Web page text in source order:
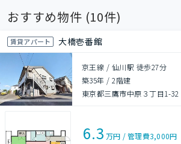
おすすめ物件 (10件)
賃貸アパート 大橋壱番館
京王線 / 仙川駅 徒歩27分
築35年 /2階建
東京都三鷹市中原３丁目1-32
6.3 万円 /管理費3,000円